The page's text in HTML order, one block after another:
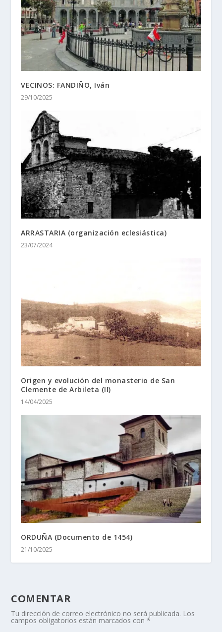
VECINOS: FANDIÑO, Iván
29/10/2025
ARRASTARIA (organización eclesiástica)
23/07/2024
Origen y evolución del monasterio de San
Clemente de Arbileta (II)
14/04/2025
ORDUÑA (Documento de 1454)
21/10/2025
COMENTAR
Tu dirección de correo electrónico no será publicada. Los
campos obligatorios están marcados con*